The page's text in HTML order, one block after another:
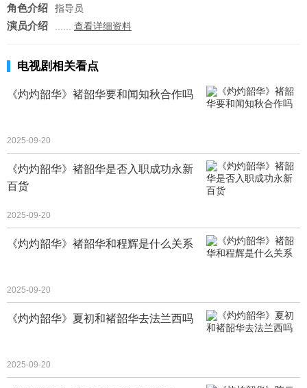
角色介绍
指导员
演员介绍 查看详细资料
电视剧相关看点
《灼灼韶华》褚韶华要和闻知秋合作吗
2025-09-20
《灼灼韶华》褚韶华是否入职成功永新
百货
2025-09-20
《灼灼韶华》褚韶华和程辉是什么关系
2025-09-20
《灼灼韶华》夏初和褚韶华去法兰西吗
2025-09-20